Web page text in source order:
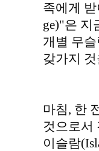
족에게
ge)"은 지
개별 무
갖가지
마침, 한
것으로서
이슬람